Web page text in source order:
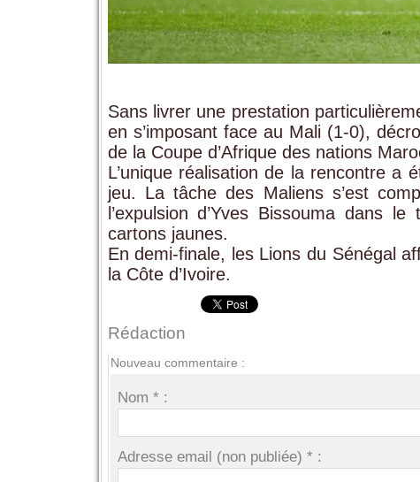
Sans livrer une prestation
en s’imposant face au Mali (1-0),
de la Coupe d’Afrique des nations
L’unique réalisation de la rencontre a
jeu. La tâche des Maliens s’est
l’expulsion d’Yves Bissouma dans
cartons jaunes.
En demi-finale, les Lions du Sénégal
la Côte d’Ivoire.
Rédaction
Nouveau commentaire :
Nom * :
Adresse email (non publiée) * :